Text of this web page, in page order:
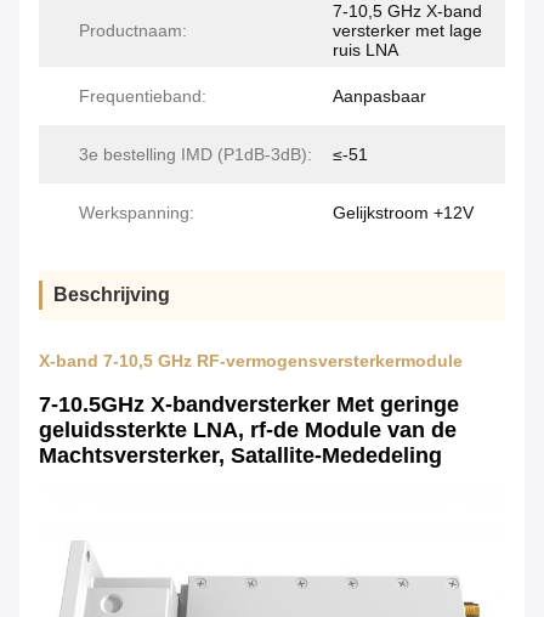
Productnaam:
7-10,5 GHz X-band
versterker met lage
ruis LNA
Frequentieband: Aanpasbaar
3e bestelling IMD (P1dB-3dB): ≤-51
Werkspanning: Gelijkstroom +12V
Beschrijving
X-band 7-10,5 GHz RF-vermogensversterkermodule
7-10.5GHz X-bandversterker Met geringe
geluidssterkte LNA, rf-de Module van de
Machtsversterker, Satallite-Mededeling